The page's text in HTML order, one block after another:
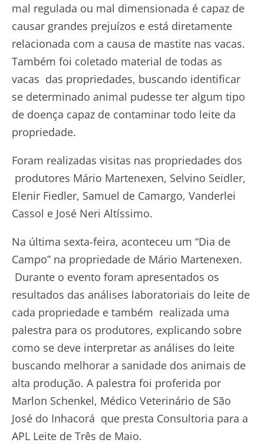
mal regulada ou mal dimensionada é capaz de
causar grandes prejuízos e está diretamente
relacionada com a causa de mastite nas vacas.
Também foi coletado material de todas as
vacas das propriedades, buscando identificar
se determinado animal pudesse ter algum tipo
de doença capaz de contaminar todo leite da
propriedade.
Foram realizadas visitas nas propriedades dos
produtores Mário Martenexen, Selvino Seidler,
Elenir Fiedler, Samuel de Camargo, Vanderlei
Cassol e José Neri Altíssimo.
Na última sexta-feira, aconteceu um “Dia de
Campo” na propriedade de Mário Martenexen.
Durante o evento foram apresentados os
resultados das análises laboratoriais do leite de
cada propriedade e também realizada uma
palestra para os produtores, explicando sobre
como se deve interpretar as análises do leite
buscando melhorar a sanidade dos animais de
alta produção. A palestra foi proferida por
Marlon Schenkel, Médico Veterinário de São
José do Inhacorá que presta Consultoria para a
APL Leite de Três de Maio.